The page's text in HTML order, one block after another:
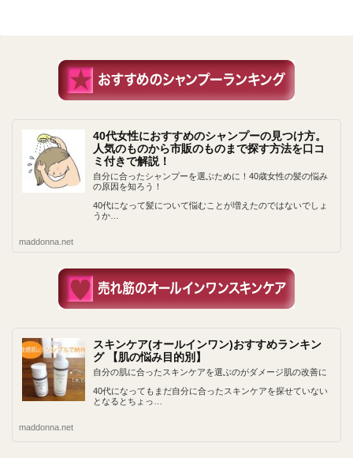
40代女性におすすめのシャンプーの見つけ方。
人気のものから市販のものまで探す方法を口コ
ミ付きで解説！
自分に合ったシャンプーを選ぶために！40歳女性の髪の悩み
の原因を知ろう！
40代になって髪について悩むことが増えたのではないでしょ
うか…
maddonna.net
スキンケア(オールインワン)おすすめランキン
グ 【肌の悩み目的別】
自分の肌に合ったスキンケアを選ぶのがダメージ肌の改善に
40代になってもまだ自分に合ったスキンケアを探せていない
となるとちょっ…
maddonna.net